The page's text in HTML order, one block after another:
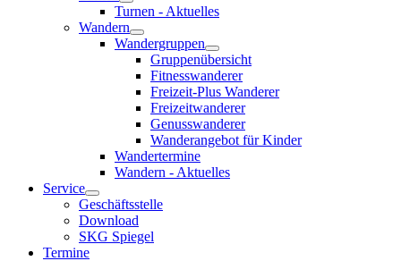
Turnen - Aktuelles
Wandern
Wandergruppen
Gruppenübersicht
Fitnesswanderer
Freizeit-Plus Wanderer
Freizeitwanderer
Genusswanderer
Wanderangebot für Kinder
Wandertermine
Wandern - Aktuelles
Service
Geschäftsstelle
Download
SKG Spiegel
Termine